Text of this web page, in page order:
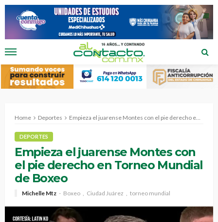
Home Deportes Empieza el juarense Montes con el pie derecho en Torneo Mundial de Boxeo
DEPORTES
Empieza el juarense Montes con
el pie derecho en Torneo Mundial
de Boxeo
Michelle Mtz Boxeo Ciudad Juárez torneo mundial